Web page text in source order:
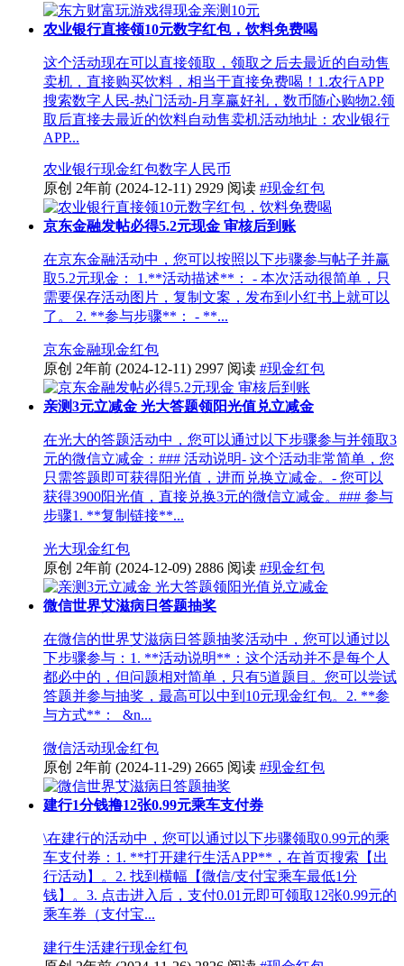
农业银行直接领10元数字红包，饮料免费喝
这个活动现在可以直接领取，领取之后去最近的自动售
卖机，直接购买饮料，相当于直接免费喝！1.农行APP
搜索数字人民-热门活动-月享赢好礼，数币随心购物2.领
取后直接去最近的饮料自动售卖机活动地址：农业银行
APP...
农业银行现金红包数字人民币
原创 2年前 (2024-12-11) 2929 阅读 #现金红包
京东金融发帖必得5.2元现金 审核后到账
在京东金融活动中，您可以按照以下步骤参与帖子并赢
取5.2元现金： 1.**活动描述**： - 本次活动很简单，只
需要保存活动图片，复制文案，发布到小红书上就可以
了。 2. **参与步骤**： - **...
京东金融现金红包
原创 2年前 (2024-12-11) 2997 阅读 #现金红包
亲测3元立减金 光大答题领阳光值兑立减金
在光大的答题活动中，您可以通过以下步骤参与并领取3
元的微信立减金：### 活动说明- 这个活动非常简单，您
只需答题即可获得阳光值，进而兑换立减金。- 您可以
获得3900阳光值，直接兑换3元的微信立减金。### 参与
步骤1. **复制链接**...
光大现金红包
原创 2年前 (2024-12-09) 2886 阅读 #现金红包
微信世界艾滋病日答题抽奖
在微信的世界艾滋病日答题抽奖活动中，您可以通过以
下步骤参与：1. **活动说明**：这个活动并不是每个人
都必中的，但问题相对简单，只有5道题目。您可以尝试
答题并参与抽奖，最高可以中到10元现金红包。2. **参
与方式**： &n...
微信活动现金红包
原创 2年前 (2024-11-29) 2665 阅读 #现金红包
建行1分钱撸12张0.99元乘车支付券
\在建行的活动中，您可以通过以下步骤领取0.99元的乘
车支付券：1. **打开建行生活APP**，在首页搜索【出
行活动】。2. 找到横幅【微信/支付宝乘车最低1分
钱】。3. 点击进入后，支付0.01元即可领取12张0.99元的
乘车券（支付宝...
建行生活建行现金红包